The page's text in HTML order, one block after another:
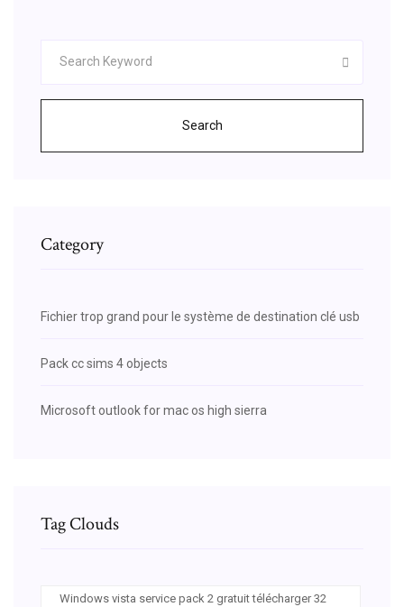
Search
Category
Fichier trop grand pour le système de destination clé usb
Pack cc sims 4 objects
Microsoft outlook for mac os high sierra
Tag Clouds
Windows vista service pack 2 gratuit télécharger 32